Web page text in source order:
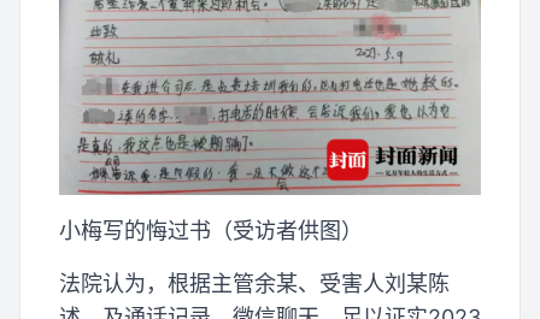
小梅写的悔过书（受访者供图）
法院认为，根据主管余某、受害人刘某陈